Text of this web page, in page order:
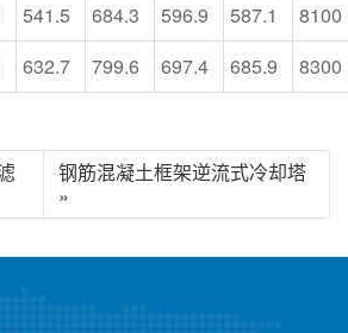
541.5 684.3 596.9 587.1
8100
632.7 799.6 697.4 685.9 8300
钢筋混凝土框架逆流式冷却塔
»